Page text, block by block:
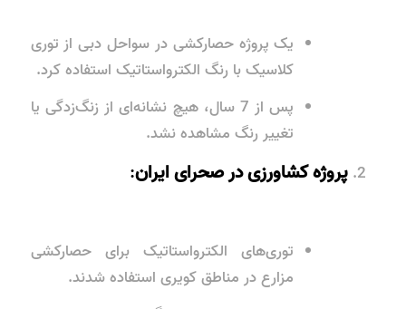
یک پروژه حصارکشی در سواحل دبی از توری
کلاسیک با رنگ الکترواستاتیک استفاده کرد.
پس از 7 سال، هیچ نشانه‌ای از زنگ‌زدگی یا
تغییر رنگ مشاهده نشد.
پروژه کشاورزی در صحرای ایران:
توری‌های الکترواستاتیک برای حصارکشی
مزارع در مناطق کویری استفاده شدند.